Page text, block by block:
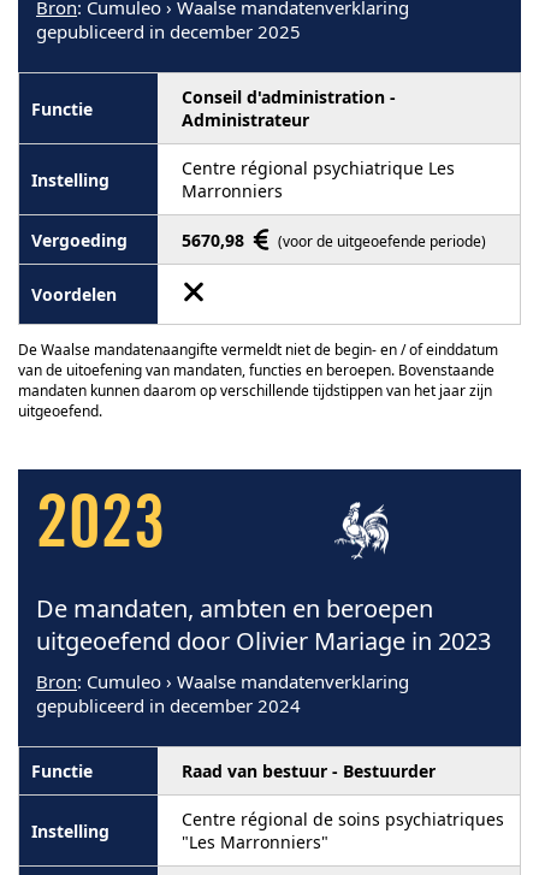
Bron: Cumuleo › Waalse mandatenverklaring
gepubliceerd in december 2025
Conseil d'administration -
Administrateur
Centre régional psychiatrique Les
Marronniers
5670,98 (voor de uitgeoefende periode)
De Waalse mandatenaangifte vermeldt niet de begin- en / of einddatum
van de uitoefening van mandaten, functies en beroepen. Bovenstaande
mandaten kunnen daarom op verschillende tijdstippen van het jaar zijn
uitgeoefend.
2023
De mandaten, ambten en beroepen
uitgeoefend door Olivier Mariage in 2023
Bron: Cumuleo › Waalse mandatenverklaring
gepubliceerd in december 2024
Raad van bestuur - Bestuurder
Centre régional de soins psychiatriques
"Les Marronniers"